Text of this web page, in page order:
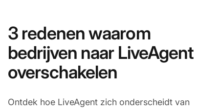
3 redenen waarom
bedrijven naar LiveAgent
overschakelen
Ontdek hoe LiveAgent zich onderscheidt van